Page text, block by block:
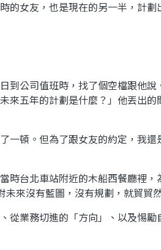
女友，也是現在的另一半，計劃
到公司值班時，找了個空檔跟他
來五年的計劃是什麼？」他丟出
一頓。但為了跟女友的約定，我
時台北車站附近的木船西餐廳裡
來沒有藍圖，沒有規劃，就貿貿
業務切進的「方向」、以及惕